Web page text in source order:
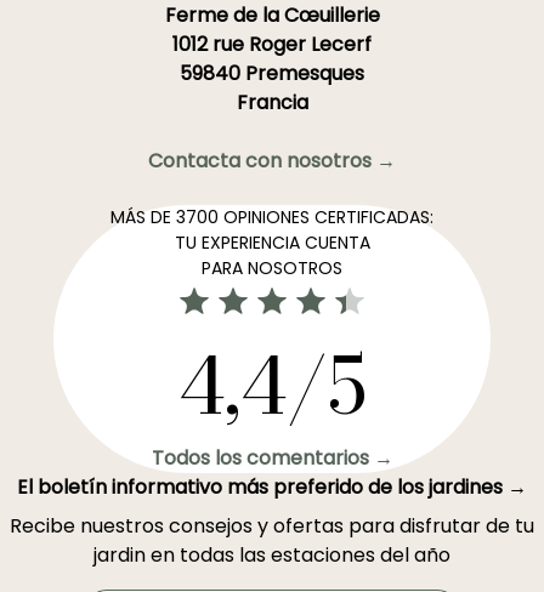
Ferme de la Cœuillerie
1012 rue Roger Lecerf
59840 Premesques
Francia
Contacta con nosotros →
MÁS DE 3700 OPINIONES CERTIFICADAS:
TU EXPERIENCIA CUENTA
PARA NOSOTROS
4,4/5
Todos los comentarios →
El boletín informativo más preferido de los jardines →
Recibe nuestros consejos y ofertas para disfrutar de tu
jardin en todas las estaciones del año